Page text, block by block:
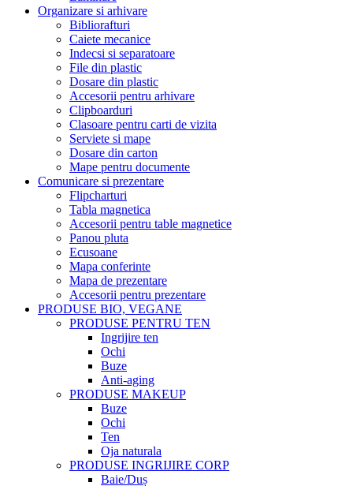
Organizare si arhivare
Bibliorafturi
Caiete mecanice
Indecsi si separatoare
File din plastic
Dosare din plastic
Accesorii pentru arhivare
Clipboarduri
Clasoare pentru carti de vizita
Serviete si mape
Dosare din carton
Mape pentru documente
Comunicare si prezentare
Flipcharturi
Tabla magnetica
Accesorii pentru table magnetice
Panou pluta
Ecusoane
Mapa conferinte
Mapa de prezentare
Accesorii pentru prezentare
PRODUSE BIO, VEGANE
PRODUSE PENTRU TEN
Ingrijire ten
Ochi
Buze
Anti-aging
PRODUSE MAKEUP
Buze
Ochi
Ten
Oja naturala
PRODUSE INGRIJIRE CORP
Baie/Duș